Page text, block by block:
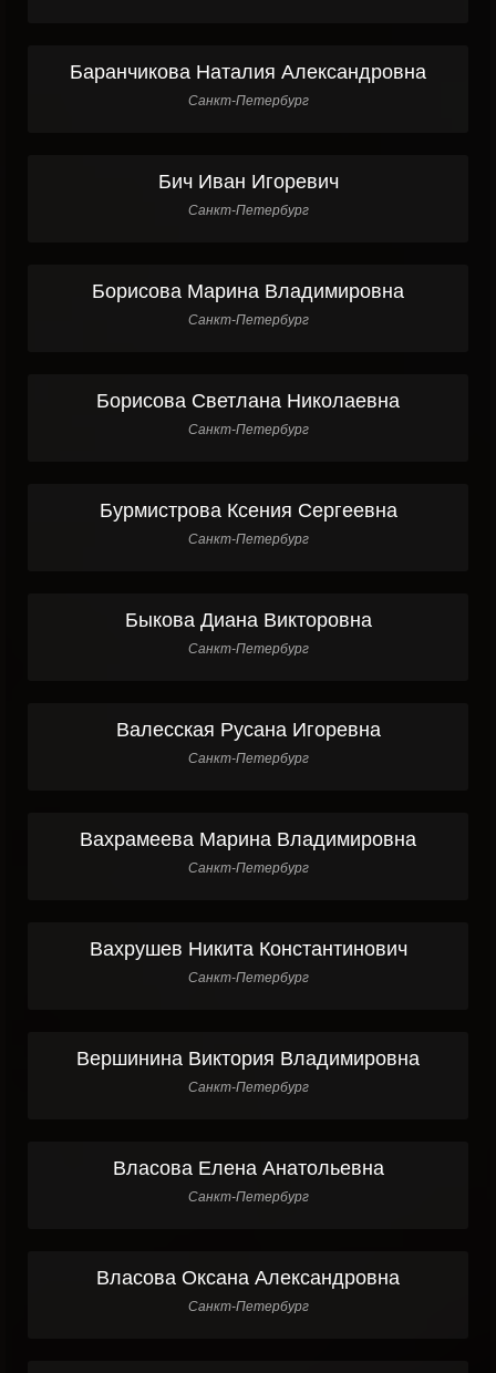
Баранчикова Наталия Александровна
Санкт-Петербург
Бич Иван Игоревич
Санкт-Петербург
Борисова Марина Владимировна
Санкт-Петербург
Борисова Светлана Николаевна
Санкт-Петербург
Бурмистрова Ксения Сергеевна
Санкт-Петербург
Быкова Диана Викторовна
Санкт-Петербург
Валесская Русана Игоревна
Санкт-Петербург
Вахрамеева Марина Владимировна
Санкт-Петербург
Вахрушев Никита Константинович
Санкт-Петербург
Вершинина Виктория Владимировна
Санкт-Петербург
Власова Елена Анатольевна
Санкт-Петербург
Власова Оксана Александровна
Санкт-Петербург